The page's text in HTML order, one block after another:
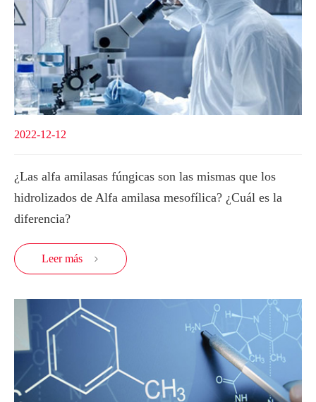
2022-12-12
¿Las alfa amilasas fúngicas son las mismas que los
hidrolizados de Alfa amilasa mesofílica? ¿Cuál es la
diferencia?
Leer más 